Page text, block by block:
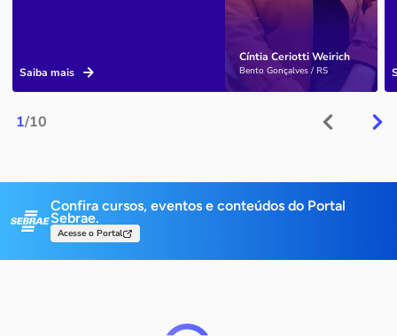
1/10
Cíntia Ceriotti Weirich
Bento Gonçalves / RS
Saiba mais
Confira cursos, eventos e conteúdos do Portal
Sebrae.
Acesse o Portal